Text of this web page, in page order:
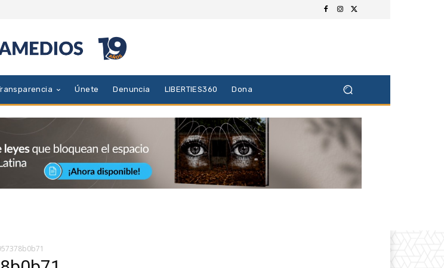
Únete Denuncia LIBERTIES360 Dona